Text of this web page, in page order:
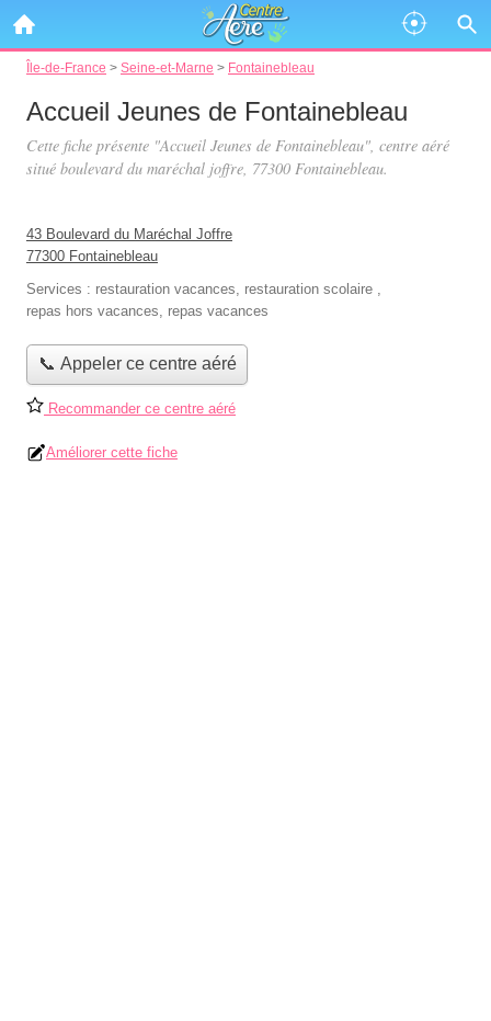
Île-de-France > Seine-et-Marne > Fontainebleau
Accueil Jeunes de Fontainebleau
Cette fiche présente "Accueil Jeunes de Fontainebleau", centre aéré
situé boulevard du maréchal joffre, 77300 Fontainebleau.
43 Boulevard du Maréchal Joffre
77300 Fontainebleau
Services : restauration vacances, restauration scolaire ,
repas hors vacances, repas vacances
📞 Appeler ce centre aéré
Recommander ce centre aéré
Améliorer cette fiche